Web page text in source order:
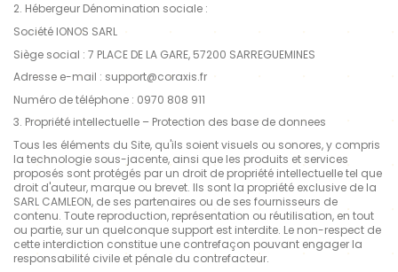
2. Hébergeur Dénomination sociale :
Société IONOS SARL
Siège social : 7 PLACE DE LA GARE, 57200 SARREGUEMINES
Adresse e-mail : support@coraxis.fr
Numéro de téléphone : 0970 808 911
3. Propriété intellectuelle – Protection des base de donnees
Tous les éléments du Site, qu'ils soient visuels ou sonores, y compris
la technologie sous-jacente, ainsi que les produits et services
proposés sont protégés par un droit de propriété intellectuelle tel que
droit d'auteur, marque ou brevet. Ils sont la propriété exclusive de la
SARL CAMLEON, de ses partenaires ou de ses fournisseurs de
contenu. Toute reproduction, représentation ou réutilisation, en tout
ou partie, sur un quelconque support est interdite. Le non-respect de
cette interdiction constitue une contrefaçon pouvant engager la
responsabilité civile et pénale du contrefacteur.